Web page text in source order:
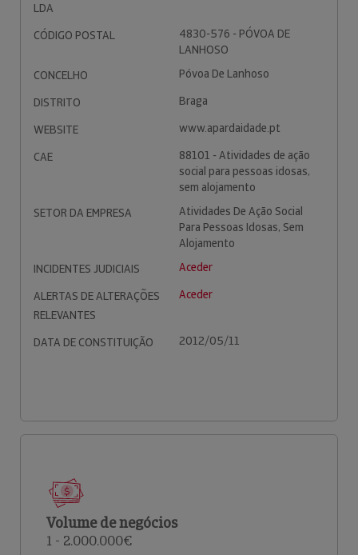
LDA
CÓDIGO POSTAL
4830-576 - PÓVOA DE
LANHOSO
CONCELHO
Póvoa De Lanhoso
DISTRITO
Braga
WEBSITE
www.apardaidade.pt
CAE
88101 - Atividades de ação
social para pessoas idosas,
sem alojamento
SETOR DA EMPRESA
Atividades De Ação Social
Para Pessoas Idosas, Sem
Alojamento
INCIDENTES JUDICIAIS
Aceder
ALERTAS DE ALTERAÇÕES
RELEVANTES
Aceder
DATA DE CONSTITUIÇÃO 2012/05/11
Volume de negócios
1 - 2.000.000€